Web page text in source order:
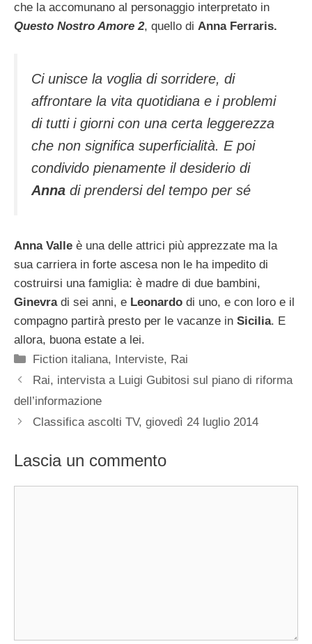
che la accomunano al personaggio interpretato in
Questo Nostro Amore 2, quello di Anna Ferraris.
Ci unisce la voglia di sorridere, di
affrontare la vita quotidiana e i problemi
di tutti i giorni con una certa leggerezza
che non significa superficialità. E poi
condivido pienamente il desiderio di
Anna di prendersi del tempo per sé
Anna Valle è una delle attrici più apprezzate ma la
sua carriera in forte ascesa non le ha impedito di
costruirsi una famiglia: è madre di due bambini,
Ginevradi sei anni, e Leonardo di uno, e con loro e il
compagno partirà presto per le vacanze in Sicilia. E
allora, buona estate a lei.
Categorie
Fiction italiana, Interviste, Rai
Rai, intervista a Luigi Gubitosi sul piano di riforma
dell’informazione
Classifica ascolti TV, giovedì 24 luglio 2014
Lascia un commento